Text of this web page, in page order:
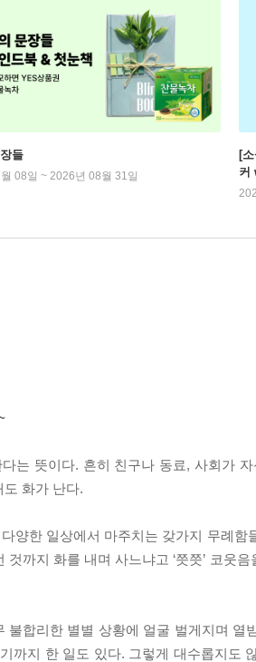
들
08일 ~ 2026년 08월 31일
[
커
는 뜻이다. 흔히 친구나 동료, 사회가
화가 난다.
양한 일상에서 마주치는 갖가지 무례
까지 화를 내며 사느냐고 ‘쯧쯧’ 코웃
불합리한 별별 상황에 얼굴 벌게지며 열
까지 한 일도 있다. 그렇게 대수롭지도